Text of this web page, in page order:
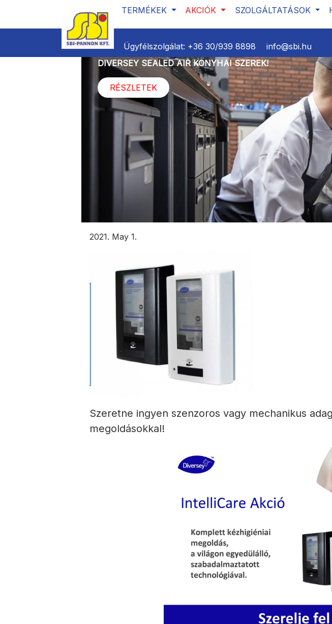
TERMÉKEK AKCIÓK SZOLGÁLTATÁSOK
Ügyfélszolgálat: +36 30/939 8898
info@sbi.hu
DIVERSEY SEALED AIR KONYHAI SZEREK!
RÉSZLETEK
2021. May 1.
Szeretne ingyen szenzoros vagy mechanikus
megoldásokkal!